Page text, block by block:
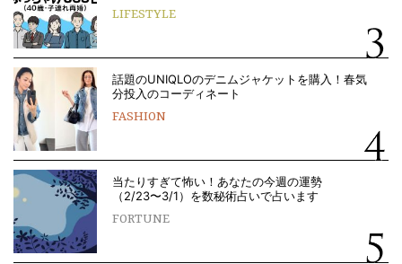
LIFESTYLE
話題のUNIQLOのデニムジャケットを購入！春気
分投入のコーディネート
FASHION
当たりすぎて怖い！あなたの今週の運勢
（2/23〜3/1）を数秘術占いで占います
FORTUNE